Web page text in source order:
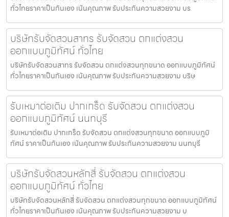
ทั่วไทยราคาเป็นกันเอง เน้นคุณภาพ รับประกันความสวยงาม บร
บริษัทรับจัดสวนสาทร รับจัดสวน ตกแต่งสวน
ออกแบบภูมิทัศน์ ทั่วไทย
บริษัทรับจัดสวนสาทร รับจัดสวน ตกแต่งสวนทุกขนาด ออกแบบภูมิทัศน์
ทั่วไทยราคาเป็นกันเอง เน้นคุณภาพ รับประกันความสวยงาม บริษ
รับเหมาต่อเติม ปากเกร็ด รับจัดสวน ตกแต่งสวน
ออกแบบภูมิทัศน์ นนทบุรี
รับเหมาต่อเติม ปากเกร็ด รับจัดสวน ตกแต่งสวนทุกขนาด ออกแบบภูมิ
ทัศน์ ราคาเป็นกันเอง เน้นคุณภาพ รับประกันความสวยงาม นนทบุรี
บริษัทรับจัดสวนหลักสี่ รับจัดสวน ตกแต่งสวน
ออกแบบภูมิทัศน์ ทั่วไทย
บริษัทรับจัดสวนหลักสี่ รับจัดสวน ตกแต่งสวนทุกขนาด ออกแบบภูมิทัศน์
ทั่วไทยราคาเป็นกันเอง เน้นคุณภาพ รับประกันความสวยงาม บ